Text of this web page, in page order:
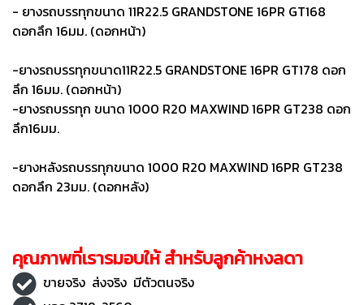
- ยางรถบรรทุกขนาด 11R22.5 GRANDSTONE 16PR GT168
ดอกลึก 16มม. (ดอกหน้า)
-ยางรถบรรทุกขนาด11R22.5 GRANDSTONE 16PR GT178 ดอก
ลึก 16มม. (ดอกหน้า)
-ยางรถบรรทุก ขนาด 1000 R20 MAXWIND 16PR GT238 ดอก
ลึก16มม.
-ยางหลังรถบรรทุกขนาด 1000 R20 MAXWIND 16PR GT238
ดอกลึก 23มม. (ดอกหลัง)
คุณภาพที่เรารมอบให้ สำหรับลูกค้าหงลดา
ขายจริง ส่งจริง มีตัวตนจริง